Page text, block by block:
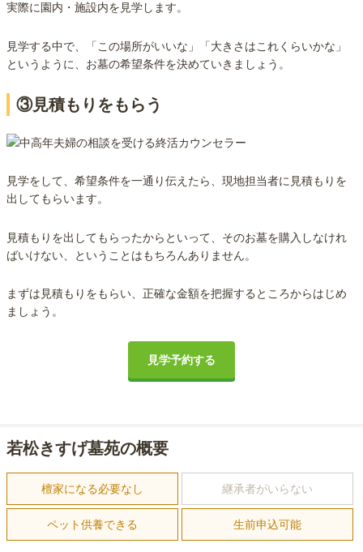
実際に園内・施設内を見学します。
見学する中で、「この場所がいいな」「大きさはこれくらいかな」
というように、お墓の希望条件を決めていきましょう。
③見積もりをもらう
見学をして、希望条件を一通り伝えたら、現地担当者に見積もりを
出してもらいます。
見積もりを出してもらったからといって、そのお墓を購入しなけれ
ばいけない、ということはもちろんありません。
まずは見積もりをもらい、正確な金額を把握するところからはじめ
ましょう。
見学予約する
若松きすげ墓苑の概要
檀家になる必要なし 継承者がいらない
ペット供養できる 生前申込可能